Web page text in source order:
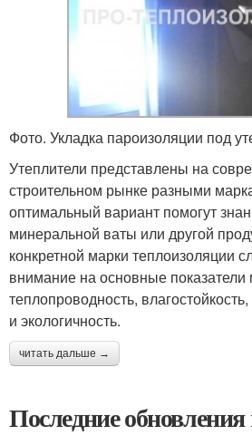
Фото. Укладка пароизоляции под
Утеплители представлены на
строительном рынке разными
оптимальный вариант помогут
минеральной ваты или другой
конкретной марки теплоизоляции
внимание на основные показатели
теплопроводность,
и экологичность.
читать дальше →
Последние обновления